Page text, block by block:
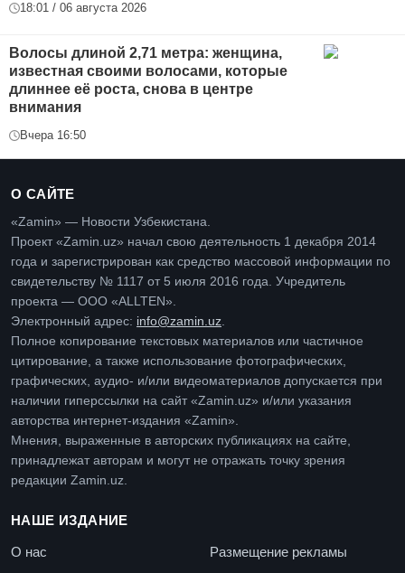
18:01 / 06 августа 2026
Волосы длиной 2,71 метра: женщина,
известная своими волосами, которые
длиннее её роста, снова в центре
внимания
Вчера 16:50
О САЙТЕ
«Zamin» — Новости Узбекистана.
Проект «Zamin.uz» начал свою деятельность 1 декабря 2014
года и зарегистрирован как средство массовой информации по
свидетельству № 1117 от 5 июля 2016 года. Учредитель
проекта — ООО «ALLTEN».
Электронный адрес: info@zamin.uz.
Полное копирование текстовых материалов или частичное
цитирование, а также использование фотографических,
графических, аудио- и/или видеоматериалов допускается при
наличии гиперссылки на сайт «Zamin.uz» и/или указания
авторства интернет-издания «Zamin».
Мнения, выраженные в авторских публикациях на сайте,
принадлежат авторам и могут не отражать точку зрения
редакции Zamin.uz.
НАШЕ ИЗДАНИЕ
О нас Размещение рекламы